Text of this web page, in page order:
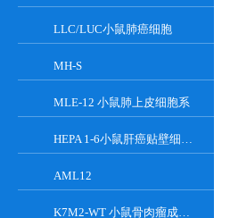
LLC/LUC小鼠肺癌细胞
MH-S
MLE-12 小鼠肺上皮细胞系
HEPA 1-6小鼠肝癌贴壁细胞系
AML12
K7M2-WT 小鼠骨肉瘤成骨细胞系